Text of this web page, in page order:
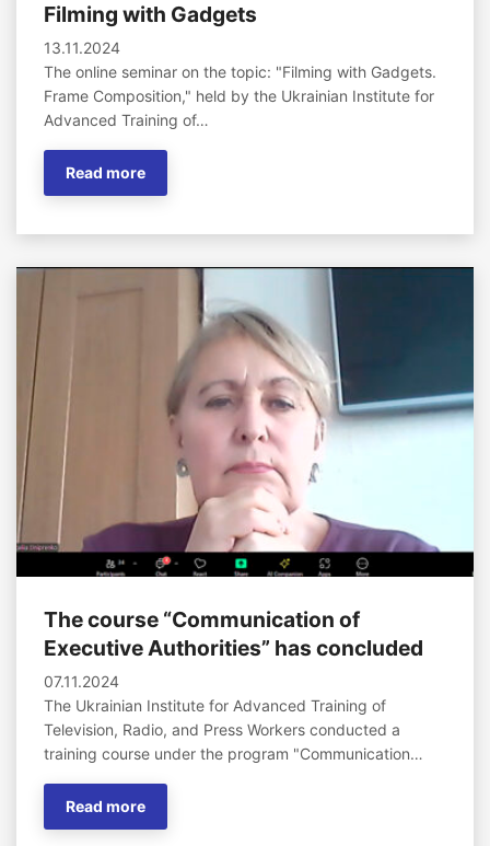
Filming with Gadgets
13.11.2024
The online seminar on the topic: "Filming with Gadgets.
Frame Composition," held by the Ukrainian Institute for
Advanced Training of…
Read more
The course “Communication of
Executive Authorities” has concluded
07.11.2024
The Ukrainian Institute for Advanced Training of
Television, Radio, and Press Workers conducted a
training course under the program "Communication…
Read more